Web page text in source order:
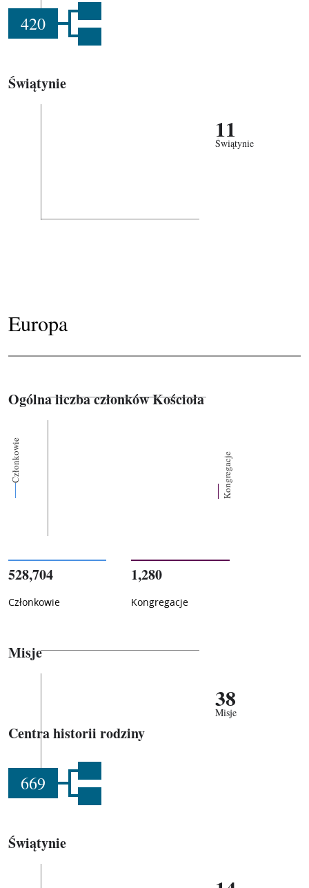
420
Świątynie
11
Świątynie
Europa
Ogólna liczba członków Kościoła
Członkowie Kongregacje
528,704
Członkowie
1,280
Kongregacje
Misje
38
Misje
Centra historii rodziny
669
Świątynie